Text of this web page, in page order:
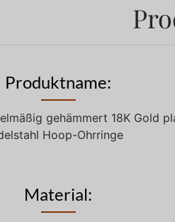
Produktname:
gehämmert 18K Gold
Hoop-Ohrringe
Material: